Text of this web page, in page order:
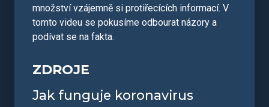
množství vzájemně si protiřecících informací. V
tomto videu se pokusíme odbourat názory a
podívat se na fakta.
ZDROJE
Jak funguje koronavirus